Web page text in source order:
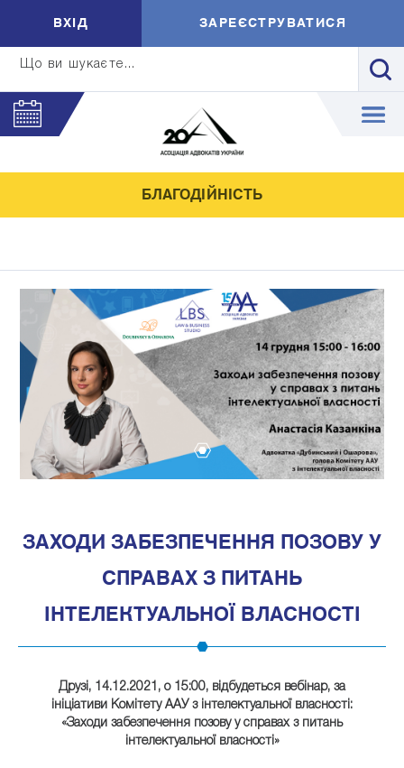
Що ви шукаєте...
ВXIД ЗАРЕЄСТРУВАТИСЯ
БЛАГОДІЙНІСТЬ
ЗАХОДИ ЗАБЕЗПЕЧЕННЯ ПОЗОВУ У
СПРАВАХ З ПИТАНЬ
ІНТЕЛЕКТУАЛЬНОЇ ВЛАСНОСТІ
Друзі, 14.12.2021, о 15:00, відбудеться вебінар, за
ініціативи Комітету ААУ з інтелектуальної власності:
«Заходи забезпечення позову у справах з питань
інтелектуальної власності »